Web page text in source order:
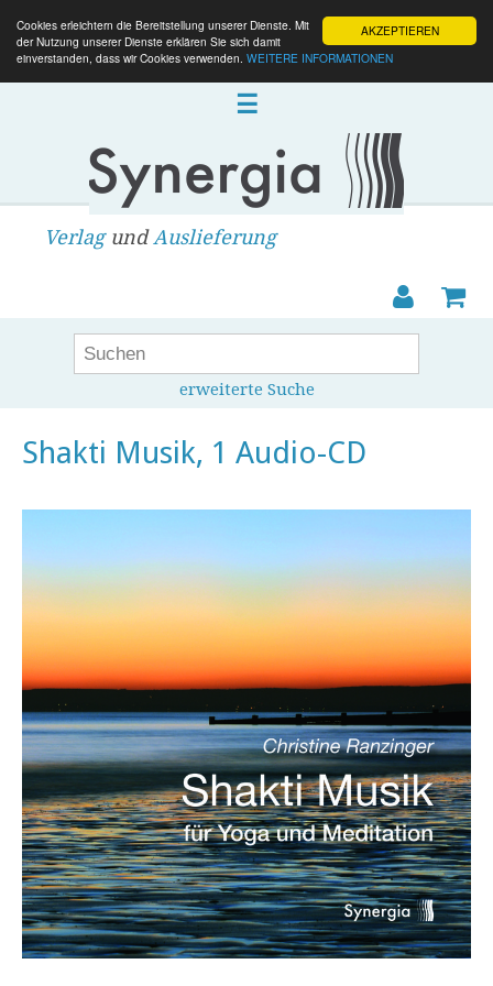
AKZEPTIEREN
Cookies erleichtern die Bereitstellung unserer Dienste. Mit
der Nutzung unserer Dienste erklären Sie sich damit
einverstanden, dass wir Cookies verwenden. WEITERE INFORMATIONEN
☰
VerlagundAuslieferung
erweiterte Suche
Shakti Musik, 1 Audio-CD